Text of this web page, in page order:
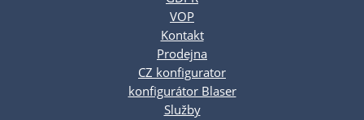
VOP
Kontakt
Prodejna
CZ konfigurator
konfigurátor Blaser
Služby